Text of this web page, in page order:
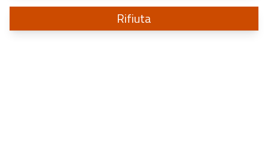
Rifiuta